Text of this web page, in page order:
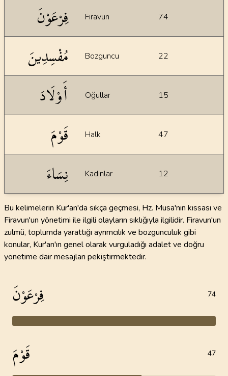
فِرْعَوْنَ Firavun 74
مُفْسِدِينَ Bozguncu 22
أَوْلَادَ Oğullar 15
قَوْمَ Halk 47
نِسَاءَ Kadınlar 12
Bu kelimelerin Kur'an'da sıkça geçmesi, Hz. Musa'nın kıssası ve
Firavun'un yönetimi ile ilgili olayların sıklığıyla ilgilidir. Firavun'un
zulmü, toplumda yarattığı ayrımcılık ve bozgunculuk gibi
konular, Kur'an'ın genel olarak vurguladığı adalet ve doğru
yönetime dair mesajları pekiştirmektedir.
فِرْعَوْنَ 74
قَوْمَ 47